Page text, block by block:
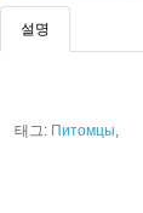
설명
태그: Питомцы,